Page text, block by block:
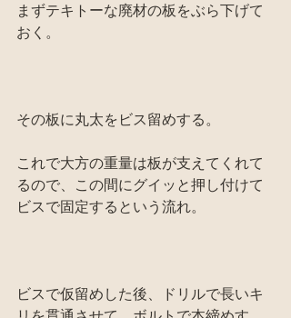
まずテキトーな廃材の板をぶら下げて
おく。
その板に丸太をビス留めする。
これで大方の重量は板が支えてくれて
るので、この間にグイッと押し付けて
ビスで固定するという流れ。
ビスで仮留めした後、ドリルで長いキ